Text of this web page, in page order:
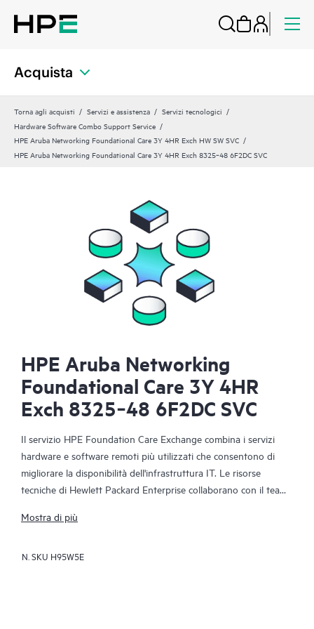
Acquista
Torna agli acquisti Servizi e assistenza
Servizi tecnologici
Hardware Software Combo Support Service
HPE Aruba Networking Foundational Care 3Y 4HR Exch HW SW SVC
HPE Aruba Networking Foundational Care 3Y 4HR Exch 8325‑48 6F2DC SVC
HPE Aruba Networking
Foundational Care 3Y 4HR
Exch 8325‑48 6F2DC SVC
Il servizio HPE Foundation Care Exchange combina i servizi
hardware e software remoti più utilizzati che consentono di
migliorare la disponibilità dell'infrastruttura IT. Le risorse
tecniche di Hewlett Packard Enterprise collaborano con il team
relativi ai prodotti di rete HPE.
La sostituzione dell'hardware offre un servizio rapido e
Mostra di più
N. SKU H95W5E